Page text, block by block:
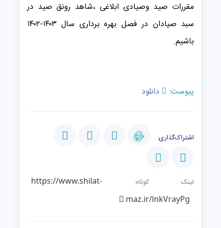
مقررات صید وصیادی ابلاغی ،شاهد رونق صید در
سبد صیادان در فصل بهره برداری سال ۱۴۰۳-۱۴۰۲
باشیم.
پیوست: دانلود
اشتراک‌گذاری:
لینک کوتاه:https://www.shilat-
maz.ir/lnkVrayPg